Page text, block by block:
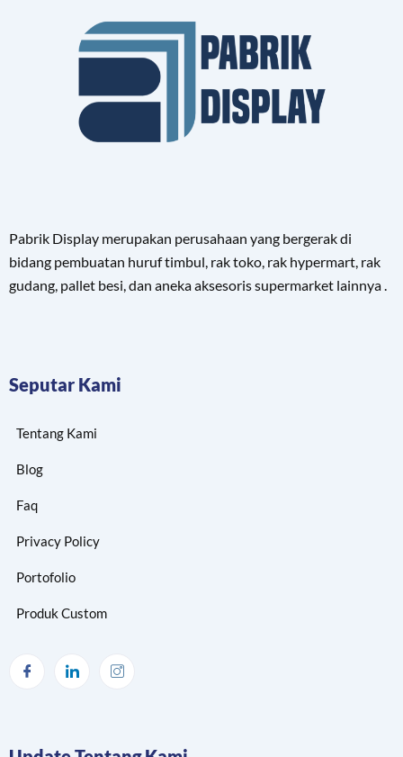
Pabrik Display merupakan perusahaan yang bergerak di
bidang pembuatan huruf timbul, rak toko, rak hypermart, rak
gudang, pallet besi, dan aneka aksesoris supermarket lainnya .
Seputar Kami
Tentang Kami
Blog
Faq
Privacy Policy
Portofolio
Produk Custom